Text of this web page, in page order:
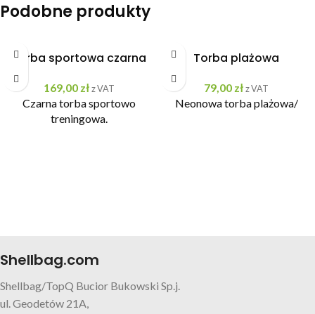
Podobne produkty
Torba sportowa czarna
169,00 zł z VAT
Czarna torba sportowo
treningowa.
Torba plażowa
79,00 złz VAT
Neonowa torba plażowa/
Shellbag.com
Shellbag/TopQ Bucior Bukowski Sp.j.
ul. Geodetów 21A,